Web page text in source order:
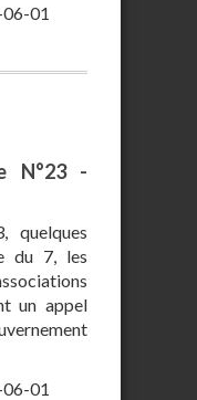
01
N°23 -
quelques
du 7, les
un appel
01